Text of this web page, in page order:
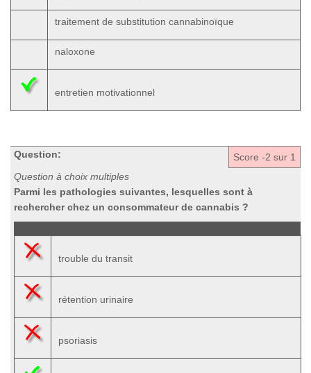
traitement de substitution cannabinoïque
naloxone
entretien motivationnel
Score -2 sur 1
Question:
Question à choix multiples
Parmi les pathologies suivantes, lesquelles sont à
rechercher chez un consommateur de cannabis ?
trouble du transit
rétention urinaire
psoriasis